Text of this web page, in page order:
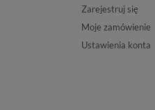
Zarejestruj się
Moje zamówienie
Ustawienia konta